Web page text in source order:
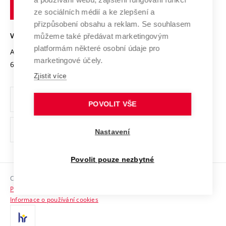
Open Science
Projekty
Projekty ze strukturálních fondů
Specifický výzkum
Mezinárodní dohody
Univerzitní sítě
Podnikavá univerzita / ContriBUTe
Bezpečná univerzita
Vyznamenání
Organizační struktura
Ochrana osobních údajů
odkaz)
Sociální bezpečí
HR Award
Kontakty
technické
VYSOKÉ UČENÍ TECHNICKÉ V BRNĚ
Antonínská 548/1
602 00 Brno
www.vut.cz
vut@vutbr.cz
Copyright © 2026 VUT
Prohlášení o přístupnosti
Informace o používání cookies
ze sociálních médií a ke zlepšení a
přizpůsobení obsahu a reklam. Se souhlasem
můžeme také předávat marketingovým
platformám některé osobní údaje pro
marketingové účely.
Zjistit více
POVOLIT VŠE
Nastavení
Povolit pouze nezbytné